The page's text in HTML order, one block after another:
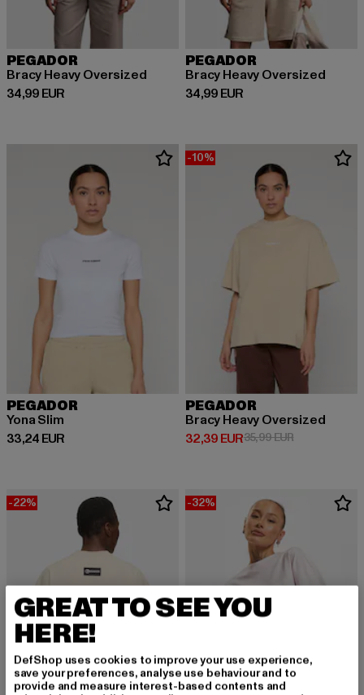
PEGADOR
Bracy Heavy Oversized
34,99 EUR
Derzeitiger Preis: 34,99 EUR
PEGADOR
Bracy Heavy Oversized
34,99 EUR
Derzeitiger Preis: 34,99 EUR
PEGADOR
Yona Slim
33,24 EUR
Derzeitiger Preis: 33,24 EUR
-10%
PEGADOR
Bracy Heavy Oversized
32,39 EUR
Derzeitiger Preis: 32,39 EUR
35,99 EURAktionspreis:
-22% -32%
GREAT TO SEE YOU
HERE!
DefShop uses cookies to improve your use experience,
save your preferences, analyse use behaviour and to
provide and measure interest-based contents and